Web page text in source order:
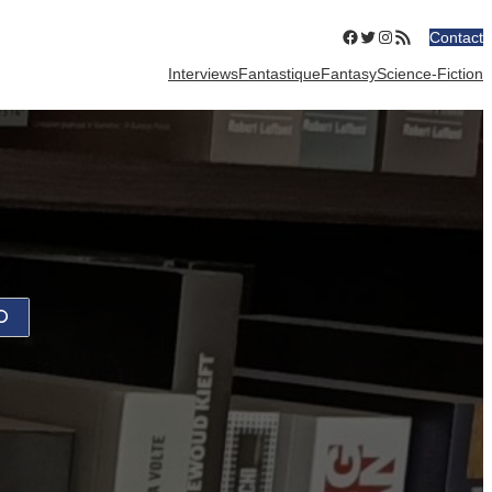
Facebook
Twitter
Instagram
Flux RSSContact
InterviewsFantastiqueFantasyScience-Fiction